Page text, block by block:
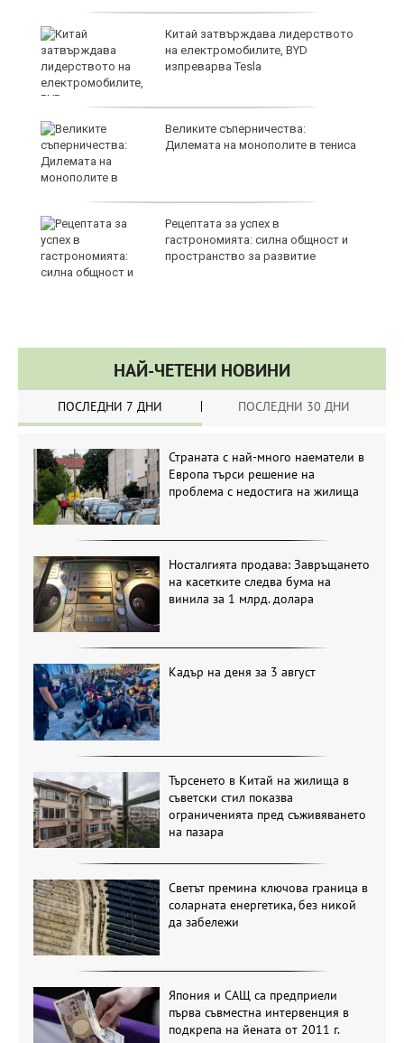
Китай затвърждава лидерството
на електромобилите, BYD
изпреварва Tesla
Великите съперничества:
Дилемата на монополите в тениса
Рецептата за успех в
гастрономията: силна общност и
пространство за развитие
НАЙ-ЧЕТЕНИ НОВИНИ
ПОСЛЕДНИ 7 ДНИ ПОСЛЕДНИ 30 ДНИ
Страната с най-много наематели в
Европа търси решение на
проблема с недостига на жилища
Носталгията продава: Завръщането
на касетките следва бума на
винила за 1 млрд. долара
Кадър на деня за 3 август
Търсенето в Китай на жилища в
съветски стил показва
ограниченията пред съживяването
на пазара
Светът премина ключова граница в
соларната енергетика, без никой
да забележи
Япония и САЩ са предприели
първа съвместна интервенция в
подкрепа на йената от 2011 г.